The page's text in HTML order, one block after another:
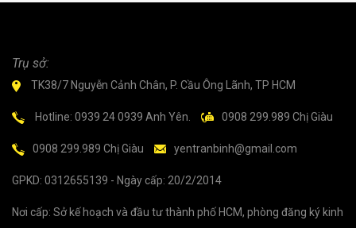
Trụ sở:
TK38/7 Nguyễn Cảnh Chân, P. Cầu Ông Lãnh, TP HCM
Hotline: 0939 24 0939 Anh Yên. 0908 299.989 Chị Giàu
0908 299.989 Chị Giàu yentranbinh@gmail.com
GPKD: 0312655139 - Ngày cấp: 20/2/2014
Nơi cấp: Sở kế hoạch và đầu tư thành phố HCM, phòng đăng ký kinh